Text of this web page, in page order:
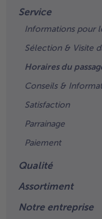
TousVins &
Volailles
Fruits
TousFruits
Plats
TousPlats
Produits
100%
Service
Informations pour
Sélection & Visite
Horaires du
Conseils &
Satisfaction
Parrainage
Paiement
Qualité
Assortiment
Notre entreprise